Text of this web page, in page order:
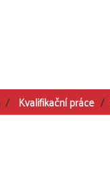
Kvalifikační práce